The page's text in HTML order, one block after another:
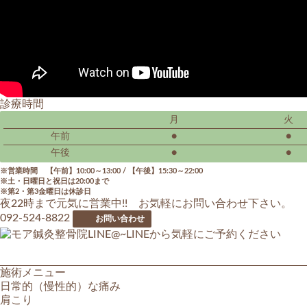
診療時間
月 火
午前
● ●
午後
● ●
営業時間 【午前】10:00～13:00 / 【午後】15:30～22:00
土・日曜日と祝日は20:00まで
第2・第3金曜日は休診日
夜22時まで元気に営業中!! お気軽にお問い合わせ下さい。
092-524-8822
お問い合わせ
施術メニュー
日常的（慢性的）な痛み
肩こり